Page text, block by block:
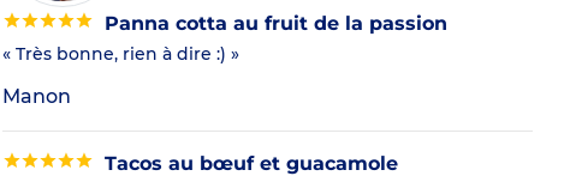
Panna cotta au fruit de la passion
« Très bonne, rien à dire :) »
Manon
Tacos au bœuf et guacamole